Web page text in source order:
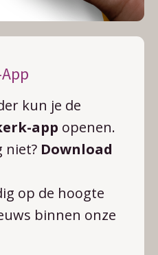
kun je de
app openen.
niet? Download
op de hoogte
binnen onze